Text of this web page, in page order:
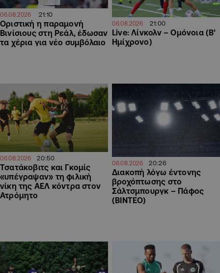
06.08.2026 21:10
Οριστική η παραμονή
Βινίσιους στη Ρεάλ, έδωσαν
τα χέρια για νέο συμβόλαιο
06.08.2026 21:00
Live: Λίνκολν – Ομόνοια (Β’
Ημίχρονο)
06.08.2026 20:50
Τσατάκοβιτς και Γκομίς
«υπέγραψαν» τη φιλική
νίκη της ΑΕΛ κόντρα στον
Ατρόμητο
06.08.2026 20:26
Διακοπή λόγω έντονης
βροχόπτωσης στο
Σάλτσμπουργκ – Πάφος
(ΒΙΝΤΕΟ)